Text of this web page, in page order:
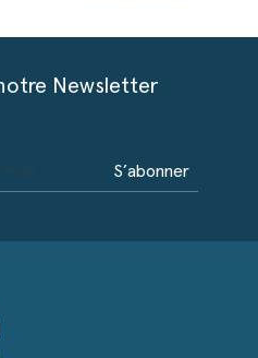
Newsletter
S’abonner